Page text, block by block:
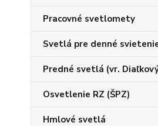
Pracovné svetlomety
Svetlá pre denné
Predné svetlá (vr.
Osvetlenie RZ (ŠPZ)
Hmlové svetlá